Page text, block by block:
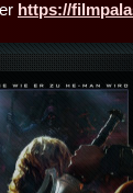
https://
Details,Play